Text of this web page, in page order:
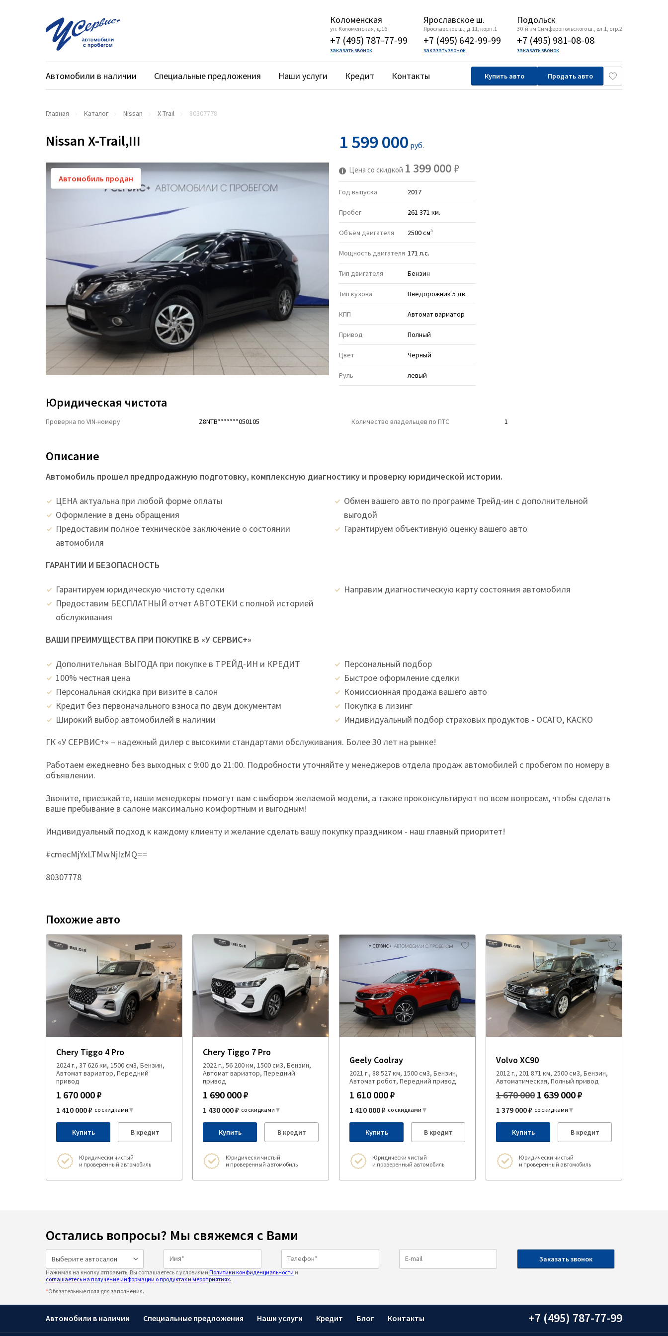
Коломенская
ул. Коломенская, д.16
+7 (495) 787-77-99
заказать звонок
Ярославское ш.
Ярославское ш., д.11, корп.1
+7 (495) 642-99-99
заказать звонок
Подольск
30-й км Симферопольского ш., вл.1, стр.2
+7 (495) 981-08-08
заказать звонок
Автомобили в наличии Специальные предложения Наши услуги Кредит Контакты Купить авто Продать авто
Главная Каталог Nissan X-Trail 80307778
Nissan X-Trail,III 1 599 000 руб.
Цена со скидкой 1 399 000₽
Год выпуска 2017
Пробег 261 371 км.
Объём двигателя 2500 см³
Мощность двигателя 171 л.с.
Тип двигателя Бензин
Тип кузова Внедорожник 5 дв.
КПП Автомат вариатор
Привод Полный
Цвет Черный
Руль левый
Юридическая чистота
Проверка по VIN-номеру Z8NTB*******050105 Количество владельцев по ПТС 1
Описание
Автомобиль прошел предпродажную подготовку, комплексную диагностику и проверку юридической истории.
ЦEНA актуальна при любой форме оплаты
Оформление в день обращения
Предоставим полное техническое заключение о состоянии
автомобиля
Обмен вашего авто по программе Трейд-ин с дополнительной
выгодой
Гарантируем объективную оценку вашего авто
ГАРАНТИИ И БЕЗОПАСНОСТЬ
Гарантируем юридическую чистоту сделки
Предоставим БЕСПЛАТНЫЙ отчет АВТОТЕКИ с полной историей
обслуживания
Направим диагностическую карту состояния автомобиля
ВАШИ ПРЕИМУЩЕСТВА ПРИ ПОКУПКЕ В «У СЕРВИС+»
Дополнительная ВЫГОДА при покупке в ТРЕЙД-ИН и КРЕДИТ
100% честная цена
Персональная скидка при визите в салон
Кредит без первоначального взноса по двум документам
Широкий выбор автомобилей в наличии
Персональный подбор
Быстрое оформление сделки
Комиссионная продажа вашего авто
Покупка в лизинг
Индивидуальный подбор страховых продуктов - ОСАГО, КАСКО
ГК «У СЕРВИС+» – надежный дилер с высокими стандартами обслуживания. Более 30 лет на рынке!
Работаем ежедневно без выходных с 9:00 до 21:00. Подробности уточняйте у менеджеров отдела продаж автомобилей с пробегом по номеру в
объявлении.
Звоните, приезжайте, наши менеджеры помогут вам с выбором желаемой модели, а также проконсультируют по всем вопросам, чтобы сделать
ваше пребывание в салоне максимально комфортным и выгодным!
Индивидуальный подход к каждому клиенту и желание сделать вашу покупку праздником - наш главный приоритет!
#cmecMjYxLTMwNjIzMQ==
80307778
Похожие авто
Chery Tiggo 4 Pro
2024 г., 37 626 км, 1500 см3, Бензин,
Автомат вариатор, Передний
привод
1 670 000 ₽
1 410 000 ₽ со скидками
Купить В кредит
Юридически чистый
и проверенный автомобиль
Chery Tiggo 7 Pro
2022 г., 56 200 км, 1500 см3, Бензин,
Автомат вариатор, Передний
привод
1 690 000 ₽
1 430 000 ₽ со скидками
Купить В кредит
Юридически чистый
и проверенный автомобиль
Geely Coolray
2021 г., 88 527 км, 1500 см3, Бензин,
Автомат робот, Передний привод
1 610 000 ₽
1 410 000 ₽ со скидками
Купить В кредит
Юридически чистый
и проверенный автомобиль
Volvo XC90
2012 г., 201 871 км, 2500 см3, Бензин,
Автоматическая, Полный привод
1 670 000 1 639 000 ₽
1 379 000 ₽ со скидками
Купить В кредит
Юридически чистый
и проверенный автомобиль
Остались вопросы? Мы свяжемся с Вами
Нажимая на кнопку отправить, Вы соглашаетесь с условиями Политики конфиденциальности и
соглашаетесь на получение информации о продуктах и мероприятиях.
*Обязательные поля для заполнения.
Автомобили в наличии Специальные предложения Наши услуги Кредит Блог Контакты +7 (495) 787-77-99